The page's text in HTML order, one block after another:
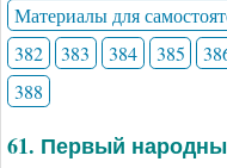
Материалы для
382
383 384 385
388
61. Первый